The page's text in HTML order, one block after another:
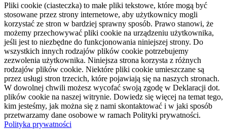
Pliki cookie (ciasteczka) to małe pliki tekstowe, które mogą być
stosowane przez strony internetowe, aby użytkownicy mogli
korzystać ze stron w bardziej sprawny sposób. Prawo stanowi, że
możemy przechowywać pliki cookie na urządzeniu użytkownika,
jeśli jest to niezbędne do funkcjonowania niniejszej strony. Do
wszystkich innych rodzajów plików cookie potrzebujemy
zezwolenia użytkownika. Niniejsza strona korzysta z różnych
rodzajów plików cookie. Niektóre pliki cookie umieszczane są
przez usługi stron trzecich, które pojawiają się na naszych stronach.
W dowolnej chwili możesz wycofać swoją zgodę w Deklaracji dot.
plików cookie na naszej witrynie. Dowiedz się więcej na temat tego,
kim jesteśmy, jak można się z nami skontaktować i w jaki sposób
przetwarzamy dane osobowe w ramach Polityki prywatności.
Polityka prywatności